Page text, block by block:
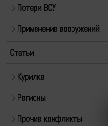
Потери ВСУ
Применение вооружений
Статьи
Курилка
Регионы
Прочие конфликты